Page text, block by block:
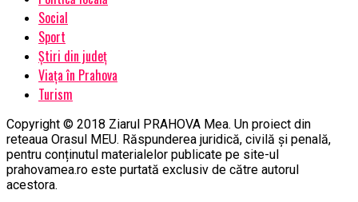
Social
Sport
Știri din județ
Viața în Prahova
Turism
Copyright © 2018 Ziarul PRAHOVA Mea. Un proiect din
reteaua Orasul MEU. Răspunderea juridică, civilă și penală,
pentru conținutul materialelor publicate pe site-ul
prahovamea.ro este purtată exclusiv de către autorul
acestora.